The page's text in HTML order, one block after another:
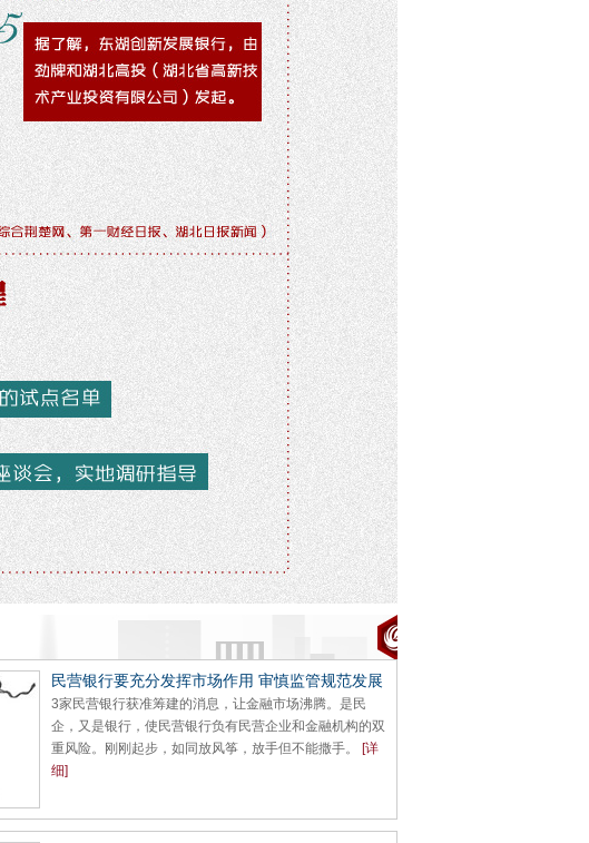
民营银行要充分发挥市场作用 审慎监管规范发展
3家民营银行获准筹建的消息，让金融市场沸腾。是民
企，又是银行，使民营银行负有民营企业和金融机构的双
重风险。刚刚起步，如同放风筝，放手但不能撒手。
[详
细]